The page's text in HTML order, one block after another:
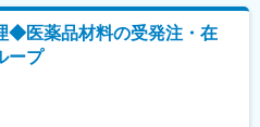
を通じ、社会インフラに貢献できる
以上の実績を持ち、業界No.1を目指
性があります。
◆医薬品材料の受発注・在
ープ